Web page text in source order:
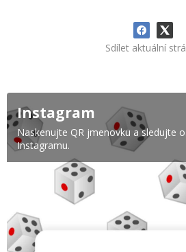
Sdílet aktuální
Instagram
Naskenujte QR jmenovku a sledujte
Instagramu.